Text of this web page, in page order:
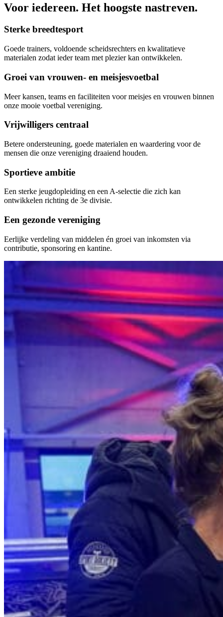
Voor iedereen. Het hoogste nastreven.
Sterke breedtesport
Goede trainers, voldoende scheidsrechters en kwalitatieve
materialen zodat ieder team met plezier kan ontwikkelen.
Groei van vrouwen- en meisjesvoetbal
Meer kansen, teams en faciliteiten voor meisjes en vrouwen binnen
onze mooie voetbal vereniging.
Vrijwilligers centraal
Betere ondersteuning, goede materialen en waardering voor de
mensen die onze vereniging draaiend houden.
Sportieve ambitie
Een sterke jeugdopleiding en een A-selectie die zich kan
ontwikkelen richting de 3e divisie.
Een gezonde vereniging
Eerlijke verdeling van middelen én groei van inkomsten via
contributie, sponsoring en kantine.